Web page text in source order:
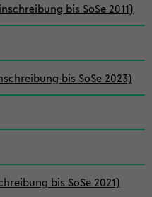
bis SoSe 2011)
bis SoSe 2023)
bis SoSe 2021)